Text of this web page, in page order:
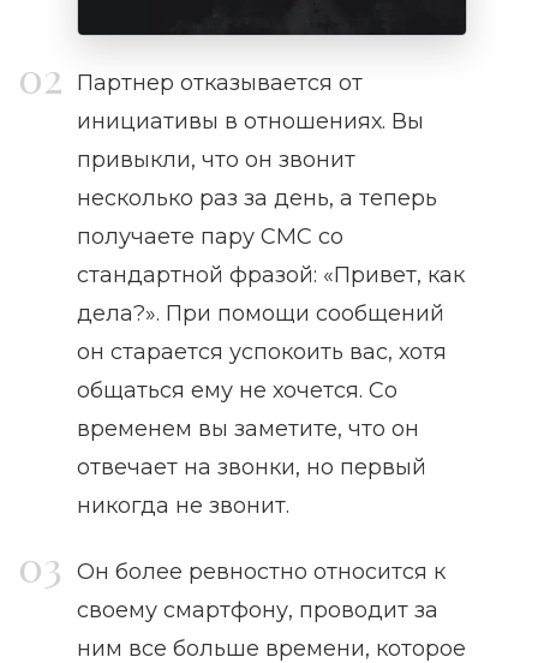
Партнер отказывается от
инициативы в отношениях. Вы
привыкли, что он звонит
несколько раз за день, а теперь
получаете пару СМС со
стандартной фразой: «Привет, как
дела?». При помощи сообщений
он старается успокоить вас, хотя
общаться ему не хочется. Со
временем вы заметите, что он
отвечает на звонки, но первый
никогда не звонит.
Он более ревностно относится к
своему смартфону, проводит за
ним все больше времени, которое